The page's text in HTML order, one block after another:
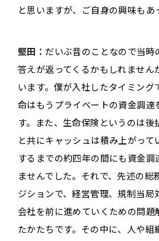
と思いますが、ご自身の興味もあ
堅田： だいぶ昔のことなので当時
答えが返ってくるかもしれません
います。僕が入社したタイミング
命はもうプライベートの資金調達
す。また、生命保険というのは後
と共にキャッシュは積み上がっ
するまでの約四年の間にも資金調
ませんでした。それで、先述の総
ジションで、経営管理、規制当局
会社を前に進めていくための問題
たかたちです。その中に、人や組